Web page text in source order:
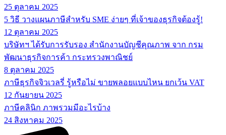
25 ตุลาคม 2025
5 วิธี วางแผนภาษีสำหรับ SME ง่ายๆ ที่เจ้าของธุรกิจต้องรู้!
12 ตุลาคม 2025
บริษัทฯ ได้รับการรับรอง สำนักงานบัญชีคุณภาพ จาก กรม
พัฒนาธุรกิจการค้า กระทรวงพาณิชย์
8 ตุลาคม 2025
ภาษีธุรกิจจิวเวลรี่ รู้หรือไม่ ขายพลอยแบบไหน ยกเว้น VAT
12 กันยายน 2025
ภาษีคลินิก ภาพรวมมีอะไรบ้าง
24 สิงหาคม 2025